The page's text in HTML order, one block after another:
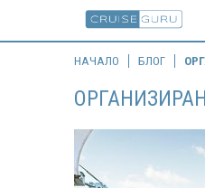
НАЧАЛО БЛОГ